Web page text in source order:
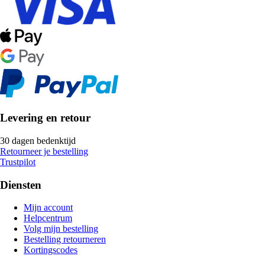
Levering en retour
30 dagen bedenktijd
Retourneer je bestelling
Trustpilot
Diensten
Mijn account
Helpcentrum
Volg mijn bestelling
Bestelling retourneren
Kortingscodes